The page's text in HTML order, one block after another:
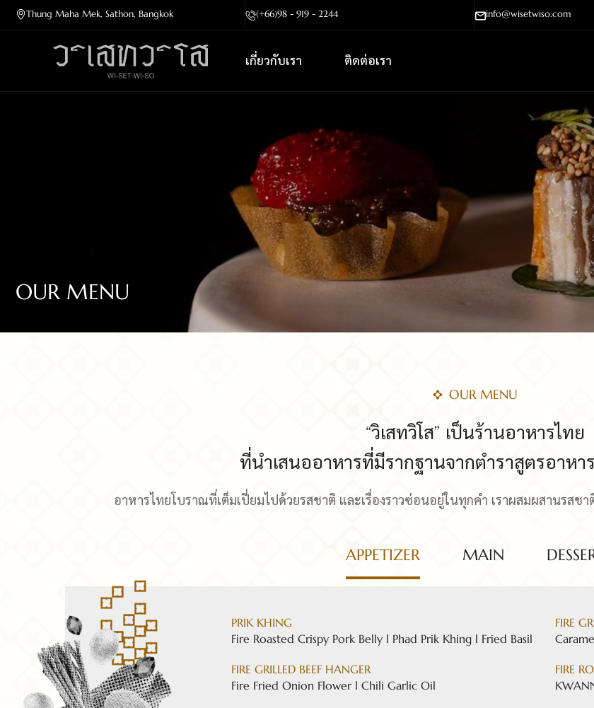
Thung Maha Mek, Sathon, Bangkok (+66)98 - 919 - 2244 info@wisetwiso.com
เกี่ยวกับเรา ติดต่อเรา
OUR MENU
OUR MENU
“วิเสทวิโส” เป็นร้านอาหารไทย
ที่นำเสนออาหารที่มีรากฐานจากตำราสูตรอาห
อาหารไทยโบราณที่เต็มเปี่ยมไปด้วยรสชาติ และเรื่องราวซ่อนอยู่ในทุกคำ เราผสมผสานรสช
APPETIZER MAIN
PRIK KHING
Fire Roasted Crispy Pork Belly l Phad Prik Khing l Fried Basil
FIRE
FIRE GRILLED BEEF HANGER
Fire Fried Onion Flower l Chili Garlic Oil
FIRE